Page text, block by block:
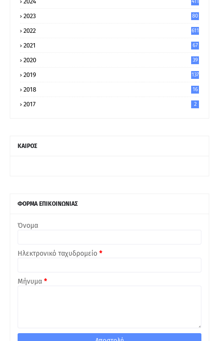
411
2023
80
2022 611
2021
67
2020
39
2019 137
2018 16
2017 2
ΚΑΙΡΟΣ
ΦΟΡΜΑ ΕΠΙΚΟΙΝΩΝΙΑΣ
Όνομα
Ηλεκτρονικό ταχυδρομείο *
Μήνυμα *